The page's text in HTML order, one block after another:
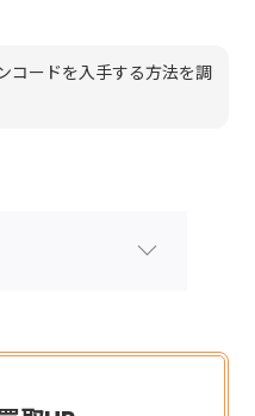
コードを入手する方法を調